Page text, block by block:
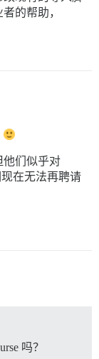
的帮助，
他们似乎对
在无法再聘请
吗？